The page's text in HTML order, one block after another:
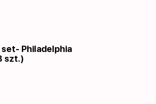
set- Philadelphia
szt.)